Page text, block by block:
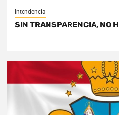
Intendencia
SIN TRANSPARENCIA, NO